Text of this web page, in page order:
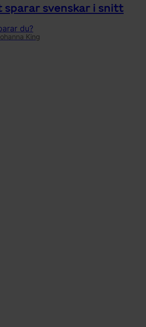
sparar svenskar i snitt
du?
King